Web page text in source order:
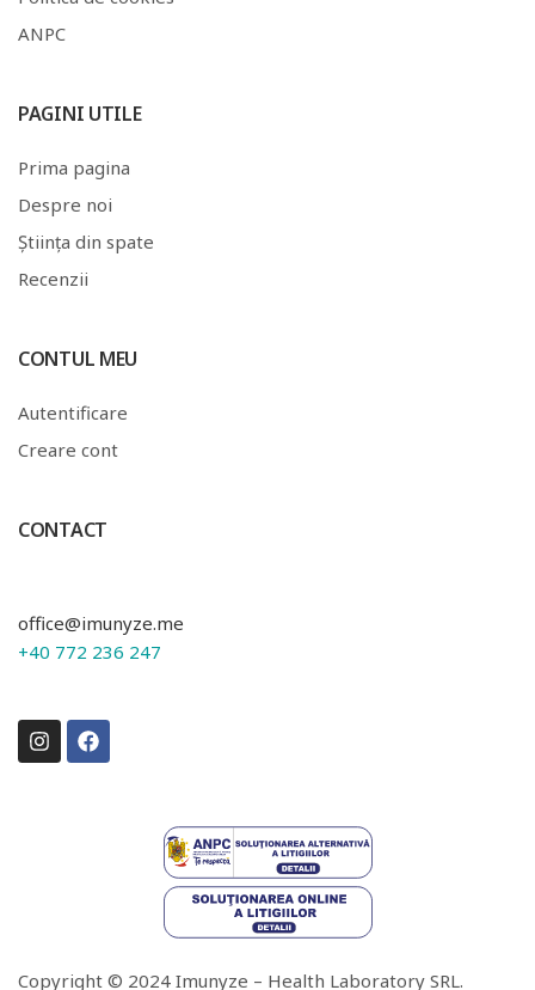
ANPC
PAGINI UTILE
Prima pagina
Despre noi
Știința din spate
Recenzii
CONTUL MEU
Autentificare
Creare cont
CONTACT
office@imunyze.me
+40 772 236 247
Copyright © 2024 Imunyze – Health Laboratory SRL.